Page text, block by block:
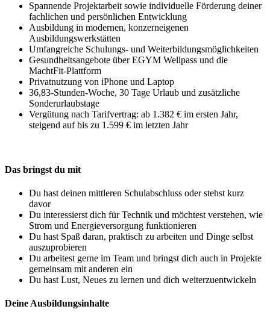
Spannende Projektarbeit sowie individuelle Förderung deiner
fachlichen und persönlichen Entwicklung
Ausbildung in modernen, konzerneigenen
Ausbildungswerkstätten
Umfangreiche Schulungs- und Weiterbildungsmöglichkeiten
Gesundheitsangebote über EGYM Wellpass und die
MachtFit-Plattform
Privatnutzung von iPhone und Laptop
36,83-Stunden-Woche, 30 Tage Urlaub und zusätzliche
Sonderurlaubstage
Vergütung nach Tarifvertrag: ab 1.382 € im ersten Jahr,
steigend auf bis zu 1.599 € im letzten Jahr
Das bringst du mit
Du hast deinen mittleren Schulabschluss oder stehst kurz
davor
Du interessierst dich für Technik und möchtest verstehen, wie
Strom und Energieversorgung funktionieren
Du hast Spaß daran, praktisch zu arbeiten und Dinge selbst
auszuprobieren
Du arbeitest gerne im Team und bringst dich auch in Projekte
gemeinsam mit anderen ein
Du hast Lust, Neues zu lernen und dich weiterzuentwickeln
Deine Ausbildungsinhalte